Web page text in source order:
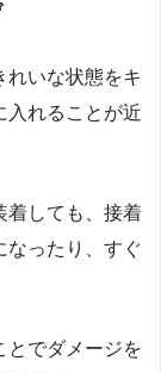
れいな状態をキ
入れることが近
着しても、接着
なったり、すぐ
とでダメージを